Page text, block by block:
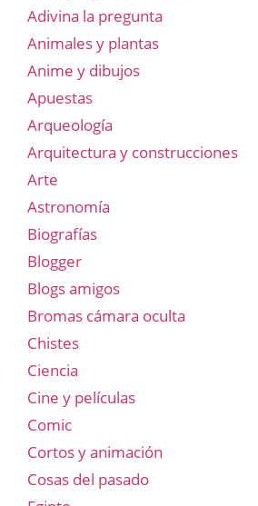
Adivina la pregunta
Animales y plantas
Anime y dibujos
Apuestas
Arqueología
Arquitectura y construcciones
Arte
Astronomía
Biografías
Blogger
Blogs amigos
Bromas cámara oculta
Chistes
Ciencia
Cine y películas
Comic
Cortos y animación
Cosas del pasado